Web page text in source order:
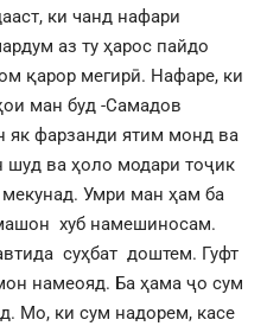
ки чанд нафари
аз ту ҳарос пайдо
қарор мегирӣ. Нафаре, ки
ман буд -Самадов
як фарзанди ятим монд ва
шуд ва ҳоло модари тоҷик
Умри ман ҳам ба
хуб намешиносам.
суҳбат доштем. Гуфт
намеояд. Ба ҳама ҷо сум
Мо, ки сум надорем, касе